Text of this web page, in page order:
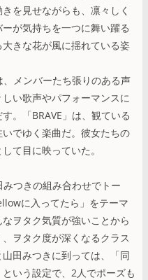
を見せながらも、凛々しく
が気持ちを一つに舞い躍る
きな花が風に揺れている姿
メンバーたち張りのある声
い歌声やパフォーマンスに
。「BRAVE」は、観ている
でゆく楽曲だ。彼女たちの
て目に映っていた。
つきの組み合わせでトー
に入ってたら」をテーマ
ヲタク気質が強いことから
ヲタク度が深くなるクラス
田みつきに到っては、「同
いう設定で、2人でポーズも